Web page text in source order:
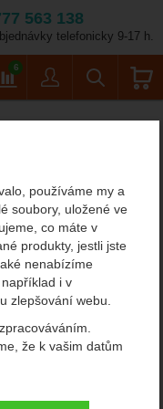
používáme my a
soubory, uložené ve
co máte v
produkty, jestli jste
nenabízíme
i v
zlepšování webu.
že k vašim datům
563 138
telefonicky 9-17 h.
Porovnání
6